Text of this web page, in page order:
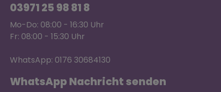
03971 25 98 81 8
Mo-Do: 08:00 - 16:30 Uhr
Fr: 08:00 - 15:30 Uhr
WhatsApp: 0176 30684130
WhatsApp Nachricht senden